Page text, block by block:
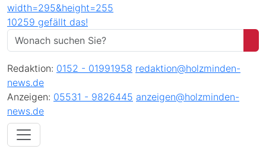
10259 gefällt das!
Redaktion: 0152 - 01991958 redaktion@holzminden-
news.de
Anzeigen: 05531 - 9826445 anzeigen@holzminden-
news.de